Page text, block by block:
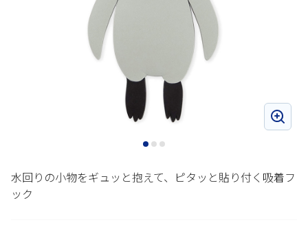
水回りの小物をギュッと抱えて、ピタッと貼り付く吸着フ
ック